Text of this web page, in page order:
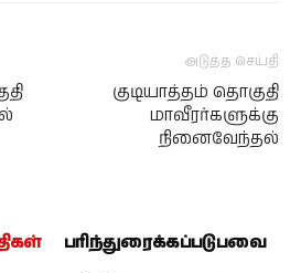
அடுத்த செய்தி
குடியாத்தம் தொகுதி
மாவீரர்களுக்கு
நினைவேந்தல்
பரிந்துரைக்கப்படுபவை